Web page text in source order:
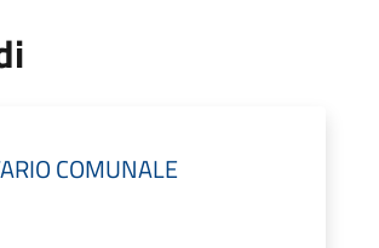
COMUNALE